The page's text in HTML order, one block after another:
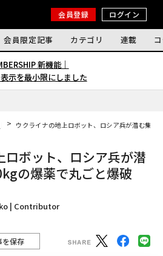
会員登録 ログイン
会員限定記事 カテゴリ 連載
新機能｜
示を最小限にしました
ウクライナの地上ロボット、ロシア兵が潜む集
ロボット、ロシア兵が潜
の爆薬で丸ごと爆破
| Contributor
を保存